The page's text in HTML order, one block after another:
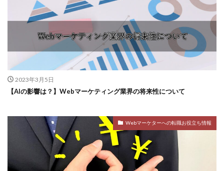
2023年3月5日
【AIの影響は？】Webマーケティング業界の将来性について
Webマーケターへの転職お役立ち情報